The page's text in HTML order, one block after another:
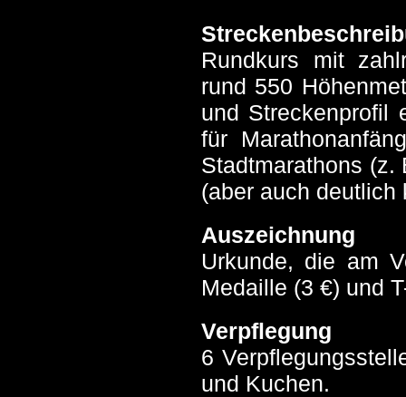
Rundkurs mit
rund 550
und Streckenprofil
für
Stadtmarathons (z.
(aber auch deutlich
Auszeichnung
Urkunde, die am
Medaille (3 €) und
Verpflegung
6
und Kuchen.